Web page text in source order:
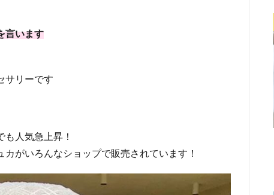
言います
サリーです
人気急上昇！
がいろんなショップで販売されています！